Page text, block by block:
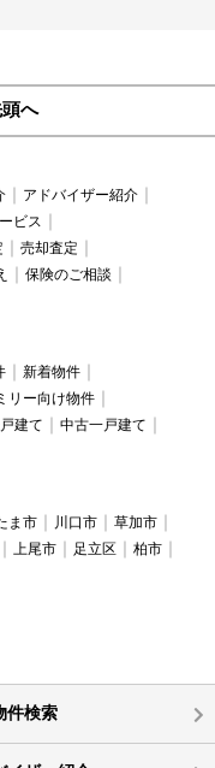
へ
アドバイザー紹介
ビス
売却査定
保険のご相談
新着物件
リー向け物件
建て
中古一戸建て
ま市 川口市
草加市
上尾市 足立区
柏市
件検索